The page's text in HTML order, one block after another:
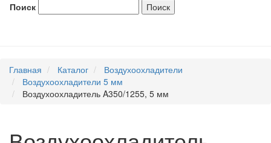
Поиск
Главная Каталог
Воздухоохладители
Воздухоохладители 5 мм
Воздухоохладитель A350/1255, 5 мм